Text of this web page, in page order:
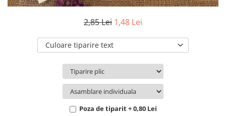
Pachete marturii
Cutii flori mixte
Cutii LUX
Aranjamente tematice
2020 Craciun si Anul Nou
2,85 Lei 1,48 Lei
Culoare tiparire text
Poza de tiparit + 0,80 Lei